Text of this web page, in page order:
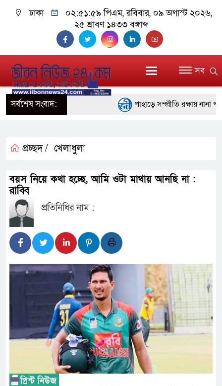
ঢাকা ০২:৫২:০০ পিএম, রবিবার, ০৯ অগাস্ট ২০২৬,
২৫ শ্রাবণ ১৪৩৩ বঙ্গাব্দ
সব
সর্বশেষ সংবাদ:
পাহাড়ে সম্প্রীতি রক্ষায় নানা
প্রধানমন্ত্রী
সদস্য
সিএমএসএফ পুঁজিবাজারে
গুরুত্বপূর্ণ ভূমিকা রাখছে: ওয়াসি আজম
আন্তর্জাতিক মানের প্যারা
নিয়েছে সরকার
নদী দূষণ রোধে সমন্বিত
প্রচ্ছদ / খেলাধুলা
বয়স নিয়ে কথা হচ্ছে, আমি ওটা মাথায় আনছি না :
রাব্বি
প্রতিনিধির নাম :